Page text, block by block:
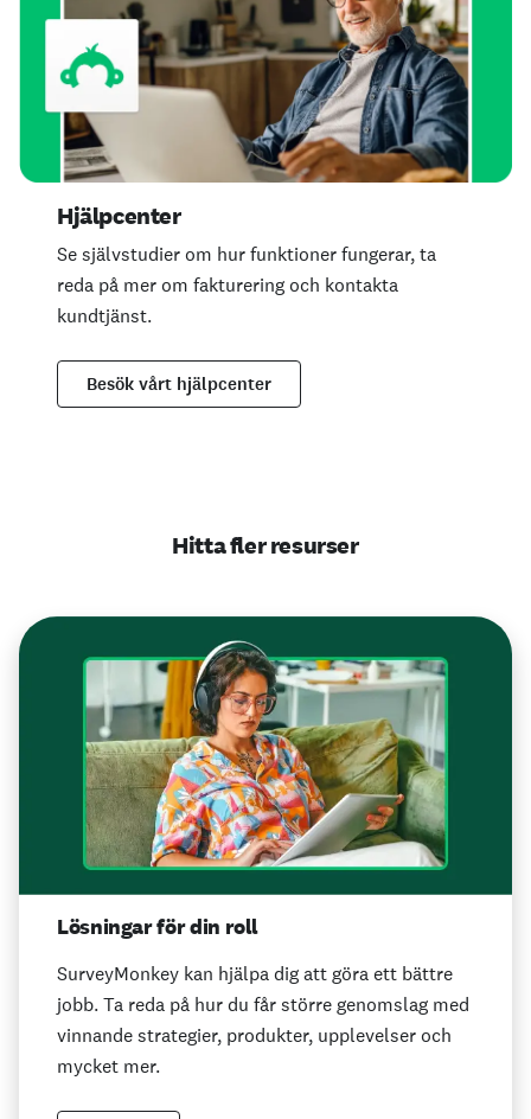
Hjälpcenter
Se självstudier om hur funktioner fungerar, ta
reda på mer om fakturering och kontakta
kundtjänst.
Besök vårt hjälpcenter
Hitta fler resurser
Lösningar för din roll
SurveyMonkey kan hjälpa dig att göra ett bättre
jobb. Ta reda på hur du får större genomslag med
vinnande strategier, produkter, upplevelser och
mycket mer.